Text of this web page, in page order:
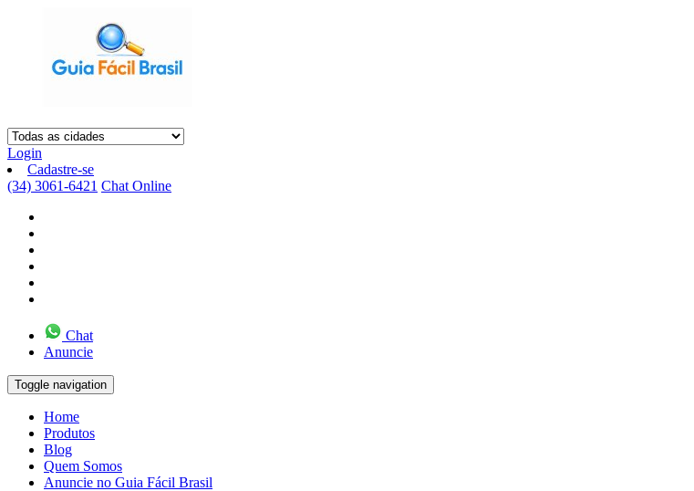
Login
Cadastre-se
(34) 3061-6421 Chat Online
Chat
Anuncie
Toggle navigation
Home
Produtos
Blog
Quem Somos
Anuncie no Guia Fácil Brasil